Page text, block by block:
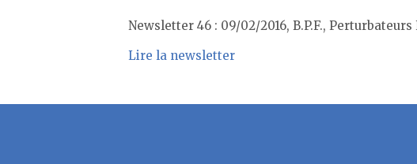
Newsletter 46 : 09/02/2016, B.P.F.,
Lire la newsletter